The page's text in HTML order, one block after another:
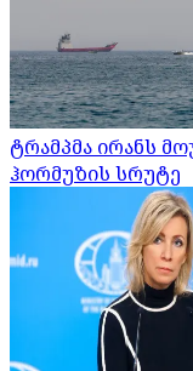
ტრამპმა ირანს
ჰორმუზის სრუტე